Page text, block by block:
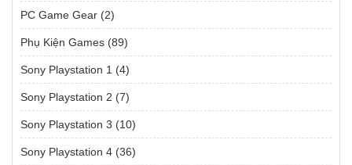
PC Game Gear (2)
Phụ Kiện Games (89)
Sony Playstation 1 (4)
Sony Playstation 2 (7)
Sony Playstation 3 (10)
Sony Playstation 4 (36)